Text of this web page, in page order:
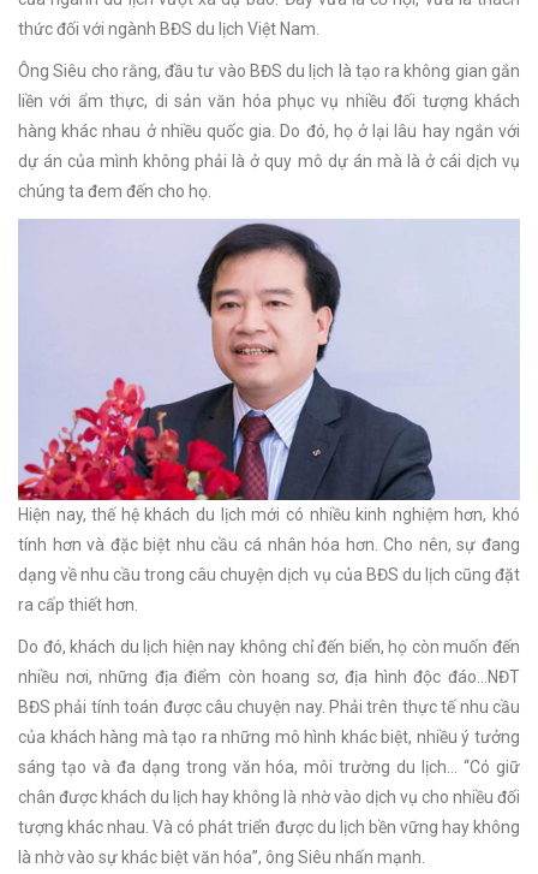
thức đối với ngành BĐS du lịch Việt Nam.
Ông Siêu cho rằng, đầu tư vào BĐS du lịch là tạo ra không gian gắn
liền với ẩm thực, di sản văn hóa phục vụ nhiều đối tượng khách
hàng khác nhau ở nhiều quốc gia. Do đó, họ ở lại lâu hay ngắn với
dự án của mình không phải là ở quy mô dự án mà là ở cái dịch vụ
chúng ta đem đến cho họ.
Hiện nay, thế hệ khách du lịch mới có nhiều kinh nghiệm hơn, khó
tính hơn và đặc biệt nhu cầu cá nhân hóa hơn. Cho nên, sự đang
dạng về nhu cầu trong câu chuyện dịch vụ của BĐS du lịch cũng đặt
ra cấp thiết hơn.
Do đó, khách du lịch hiện nay không chỉ đến biển, họ còn muốn đến
nhiều nơi, những địa điểm còn hoang sơ, địa hình độc đáo…NĐT
BĐS phải tính toán được câu chuyện nay. Phải trên thực tế nhu cầu
của khách hàng mà tạo ra những mô hình khác biệt, nhiều ý tưởng
sáng tạo và đa dạng trong văn hóa, môi trường du lịch… “Có giữ
chân được khách du lịch hay không là nhờ vào dịch vụ cho nhiều đối
tượng khác nhau. Và có phát triển được du lịch bền vững hay không
là nhờ vào sự khác biệt văn hóa”, ông Siêu nhấn mạnh.